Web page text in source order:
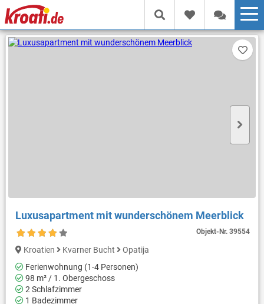
Luxusapartment mit wunderschönem Meerblick
Objekt-Nr.39554
Kroatien Kvarner Bucht
Opatija
Ferienwohnung (1-4 Personen)
98 m² / 1. Obergeschoss
2 Schlafzimmer
1 Badezimmer